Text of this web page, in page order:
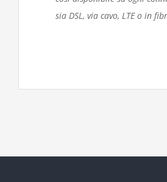
sia DSL, via cavo, LTE o in